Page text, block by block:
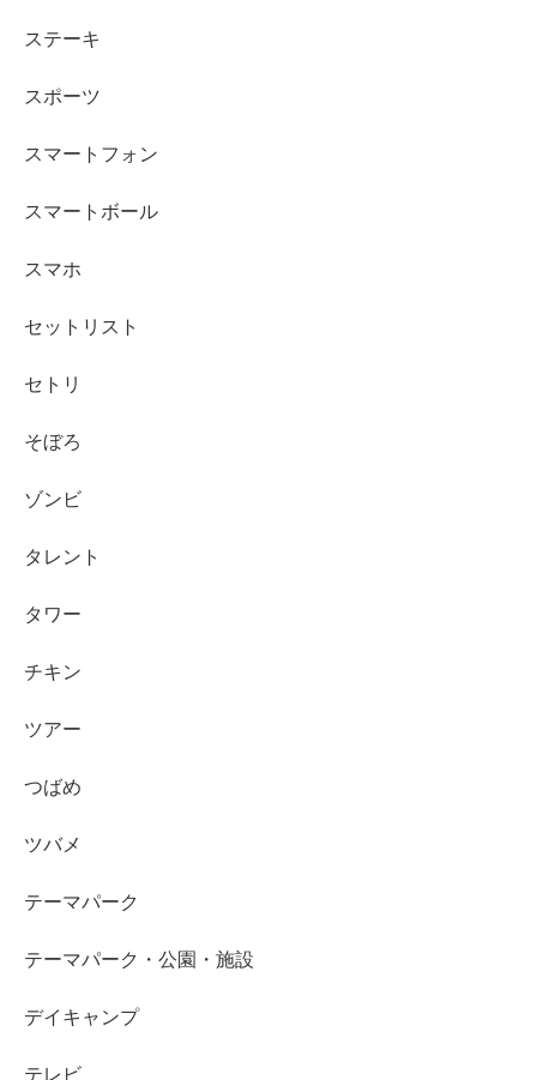
ステーキ
スポーツ
スマートフォン
スマートボール
スマホ
セットリスト
セトリ
そぼろ
ゾンビ
タレント
タワー
チキン
ツアー
つばめ
ツバメ
テーマパーク
テーマパーク・公園・施設
デイキャンプ
テレビ